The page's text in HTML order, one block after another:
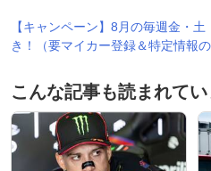
【キャンペーン】8月の毎週金・
き！（要マイカー登録＆特定情報の
こんな記事も読まれて